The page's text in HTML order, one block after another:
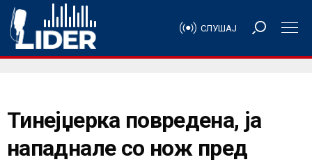
СЛУШАЈ
Тинејџерка повредена, ја
нападнале со нож пред